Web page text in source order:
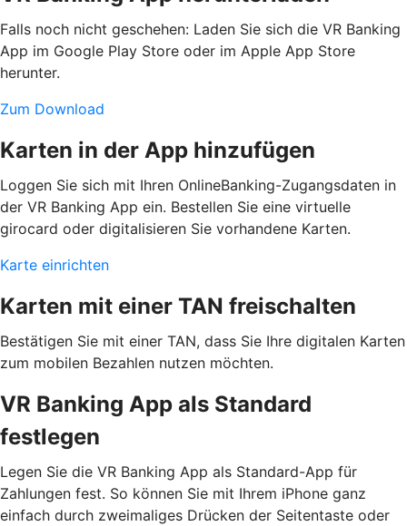
Falls noch nicht geschehen: Laden Sie sich die VR Banking
App im Google Play Store oder im Apple App Store
herunter.
Zum Download
Karten in der App hinzufügen
Loggen Sie sich mit Ihren OnlineBanking-Zugangsdaten in
der VR Banking App ein. Bestellen Sie eine virtuelle
girocard oder digitalisieren Sie vorhandene Karten.
Karte einrichten
Karten mit einer TAN freischalten
Bestätigen Sie mit einer TAN, dass Sie Ihre digitalen Karten
zum mobilen Bezahlen nutzen möchten.
VR Banking App als Standard
festlegen
Legen Sie die VR Banking App als Standard-App für
Zahlungen fest. So können Sie mit Ihrem iPhone ganz
einfach durch zweimaliges Drücken der Seitentaste oder